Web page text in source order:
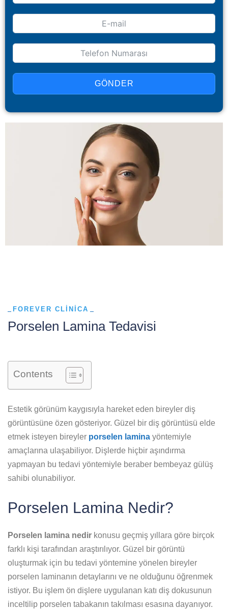
GÖNDER
FOREVER CLINICA
Porselen Lamina Tedavisi
Contents
Estetik görünüm kaygısıyla hareket eden bireyler diş
görüntüsüne özen gösteriyor. Güzel bir diş görüntüsü elde
etmek isteyen bireyler porselen lamina yöntemiyle
amaçlarına ulaşabiliyor. Dişlerde hiçbir aşındırma
yapmayan bu tedavi yöntemiyle beraber bembeyaz gülüş
sahibi olunabiliyor.
Porselen Lamina Nedir?
Porselen lamina nedir konusu geçmiş yıllara göre birçok
farklı kişi tarafından araştırılıyor. Güzel bir görüntü
oluşturmak için bu tedavi yöntemine yönelen bireyler
porselen laminanın detaylarını ve ne olduğunu öğrenmek
istiyor. Bu işlem ön dişlere uygulanan katı diş dokusunun
inceltilip porselen tabakanın takılması esasına dayanıyor.